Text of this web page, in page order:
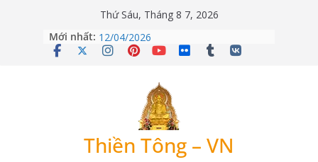
Thứ Sáu, Tháng 8 7, 2026
Mới nhất: Giải đáp Thiền Tông – Ngày
12/04/2026
Giải đáp Thiền Tông – Ngày
25/07/2026
Giải đáp Thiền Tông – Ngày
17/06/2026
Giải đáp Thiền Tông – Ngày
Thiền Tông – VN